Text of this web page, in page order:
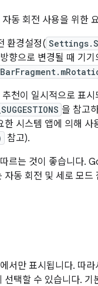
동 회전 사용을 위한
환경설정(
향으로 변경될 때 기
추천이 일시적으로 표
을 참고
시스템 앱에 의해
참고).
르는 것이 좋습니다.
동 회전 및 세로 모
서만 표시됩니다. 따
택할 수 있습니다.